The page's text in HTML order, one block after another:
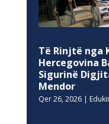
Të Rinjtë nga
Hercegovina
Sigurinë
Mendor
Qer 26, 2026|